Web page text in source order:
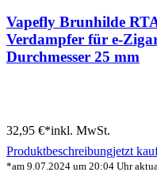
Vapefly Brunhilde
Verdampfer für e-
Durchmesser 25 mm
32,95 €*inkl. MwSt.
Produktbeschreibungjetzt
*am 9.07.2024 um 20:04 Uhr